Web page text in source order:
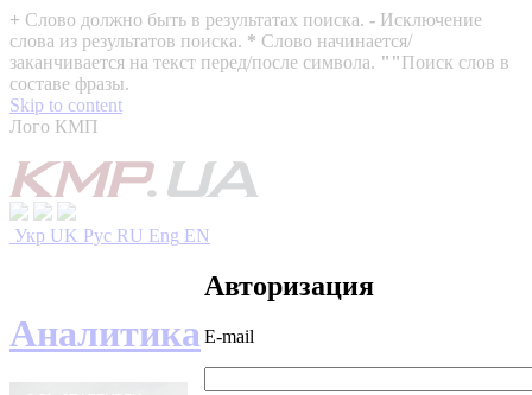
+ Слово должно быть в результатах поиска. - Исключение
слова из результатов поиска. * Слово начинается/
заканчивается на текст перед/после символа. ""Поиск слов в
составе фразы.
Skip to content
Лого КМП
Укр UK Рус RU Eng EN
Авторизация
E-mail
Аналитика